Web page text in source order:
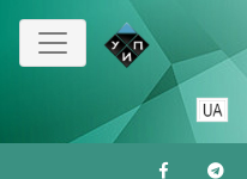
Перейти
основного